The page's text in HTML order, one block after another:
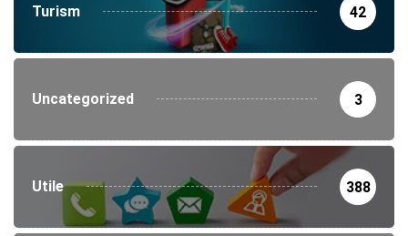
Turism 42
Uncategorized 3
Utile 388